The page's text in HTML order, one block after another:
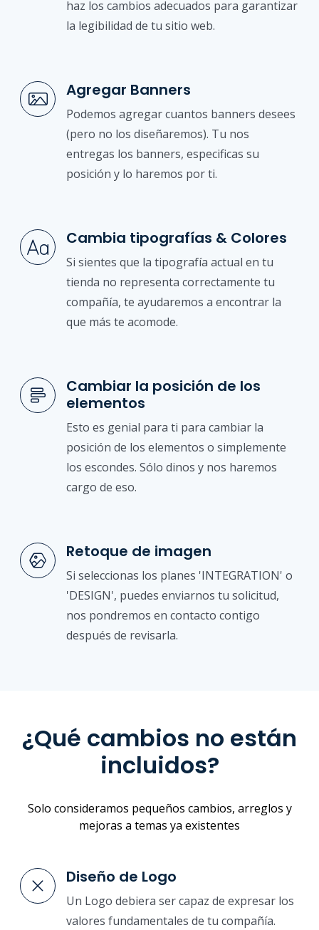
haz los cambios adecuados para garantizar
la legibilidad de tu sitio web.
Agregar Banners
Podemos agregar cuantos banners desees
(pero no los diseñaremos). Tu nos
entregas los banners, especificas su
posición y lo haremos por ti.
Cambia tipografías & Colores
Si sientes que la tipografía actual en tu
tienda no representa correctamente tu
compañía, te ayudaremos a encontrar la
que más te acomode.
Cambiar la posición de los
elementos
Esto es genial para ti para cambiar la
posición de los elementos o simplemente
los escondes. Sólo dinos y nos haremos
cargo de eso.
Retoque de imagen
Si seleccionas los planes 'INTEGRATION' o
'DESIGN', puedes enviarnos tu solicitud,
nos pondremos en contacto contigo
después de revisarla.
¿Qué cambios no están
incluidos?
Solo consideramos pequeños cambios, arreglos y
mejoras a temas ya existentes
Diseño de Logo
Un Logo debiera ser capaz de expresar los
valores fundamentales de tu compañía.